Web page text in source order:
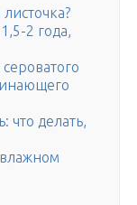
2 года,
что делать,